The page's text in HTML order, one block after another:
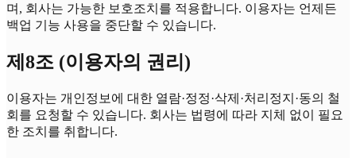
며, 회사는 가능한 보호조치를 적용합니다. 이용자는 언제든
백업 기능 사용을 중단할 수 있습니다.
제8조 (이용자의 권리)
이용자는 개인정보에 대한 열람·정정·삭제·처리정지·동의 철
회를 요청할 수 있습니다. 회사는 법령에 따라 지체 없이 필요
한 조치를 취합니다.